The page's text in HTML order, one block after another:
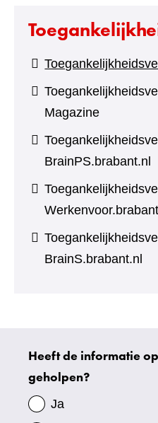
Magazine
BrainPS.brabant.nl
BrainS.brabant.nl
Uw
gegevens
Heeft de informatie
geholpen?
Ja